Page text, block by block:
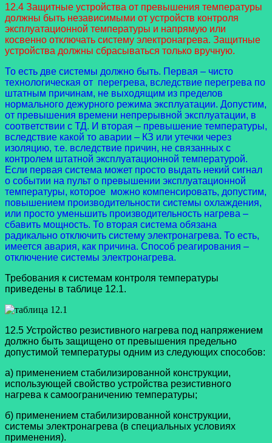
12.4 Защитные устройства от превышения температуры
должны быть независимыми от устройств контроля
эксплуатационной температуры и напрямую или
косвенно отключать систему электронагрева. Защитные
устройства должны сбрасываться только вручную.
То есть две системы должно быть. Первая – чисто
технологическая от перегрева, вследствие перегрева по
штатным причинам, не выходящим из пределов
нормального дежурного режима эксплуатации. Допустим,
от превышения времени непрерывной эксплуатации, в
соответствии с ТД. И вторая – превышение температуры,
вследствие какой то аварии – КЗ или утечки через
изоляцию, т.е. вследствие причин, не связанных с
контролем штатной эксплуатационной температурой.
Если первая система может просто выдать некий сигнал
о событии на пульт о превышении эксплуатационной
температуры, которое можно компенсировать, допустим,
повышением производительности системы охлаждения,
или просто уменьшить производительность нагрева –
сбавить мощность. То вторая система обязана
радикально отключить систему электронагрева. То есть,
имеется авария, как причина. Способ реагирования –
отключение системы электронагрева.
Требования к системам контроля температуры
приведены в таблице 12.1.
12.5 Устройство резистивного нагрева под напряжением
должно быть защищено от превышения предельно
допустимой температуры одним из следующих способов:
а) применением стабилизированной конструкции,
использующей свойство устройства резистивного
нагрева к самоограничению температуры;
б) применением стабилизированной конструкции,
системы электронагрева (в специальных условиях
применения).